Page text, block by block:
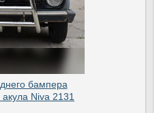
бампера
Niva 2131